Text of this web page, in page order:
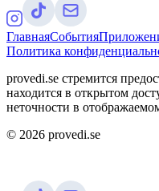
ГлавнаяСобытия
Политика
provedi.se стремится
находится в открытом
неточности в
© 2026 provedi.se